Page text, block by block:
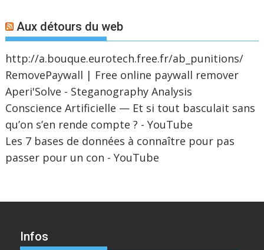
Aux détours du web
http://a.bouque.eurotech.free.fr/ab_punitions/
RemovePaywall | Free online paywall remover
Aperi'Solve - Steganography Analysis
Conscience Artificielle — Et si tout basculait sans
qu’on s’en rende compte ? - YouTube
Les 7 bases de données à connaître pour pas
passer pour un con - YouTube
Infos